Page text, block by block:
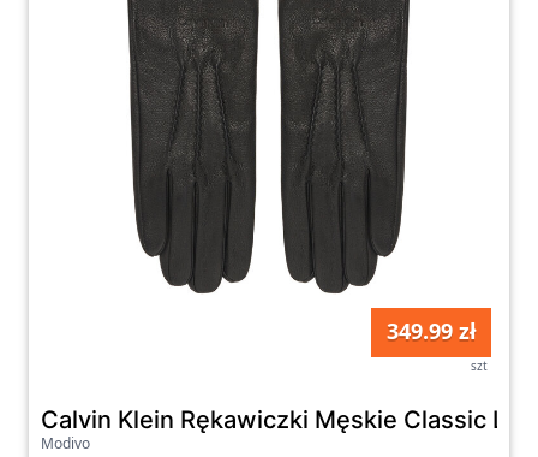
349.99 zł
szt
Calvin Klein Rękawiczki Męskie Classic
Modivo